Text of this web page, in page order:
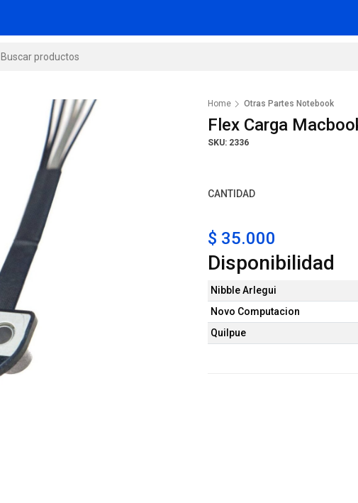
Home Otras Partes Notebook
Flex Carga
SKU: 2336
CANTIDAD
$ 35.000
Disponibilidad
Nibble Arlegui
Novo Computacion
Quilpue